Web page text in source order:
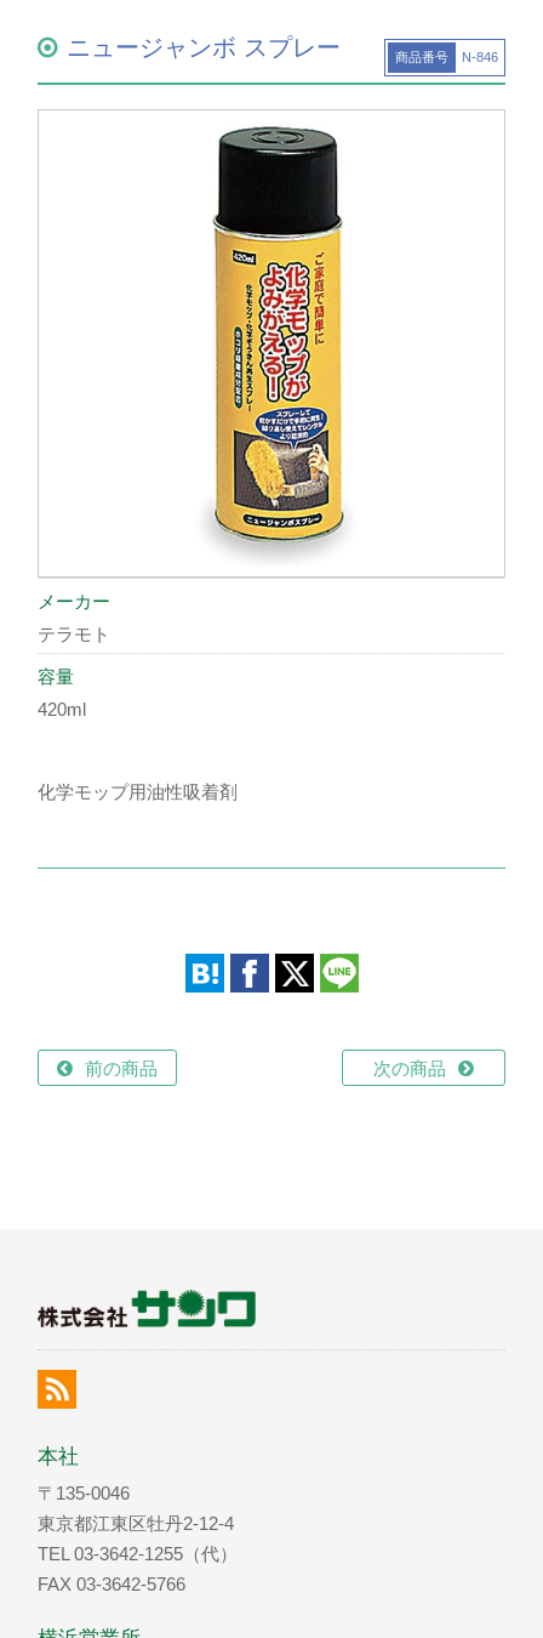
ニュージャンボ スプレー 商品番号 N-846
メーカー
テラモト
容量
420ml
化学モップ用油性吸着剤
前の商品 次の商品
本社
〒135-0046
東京都江東区牡丹2-12-4
TEL 03-3642-1255（代）
FAX 03-3642-5766